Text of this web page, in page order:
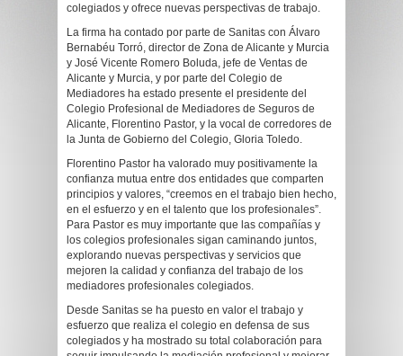
colegiados y ofrece nuevas perspectivas de trabajo.
La firma ha contado por parte de Sanitas con Álvaro
Bernabéu Torró, director de Zona de Alicante y Murcia
y José Vicente Romero Boluda, jefe de Ventas de
Alicante y Murcia, y por parte del Colegio de
Mediadores ha estado presente el presidente del
Colegio Profesional de Mediadores de Seguros de
Alicante, Florentino Pastor, y la vocal de corredores de
la Junta de Gobierno del Colegio, Gloria Toledo.
Florentino Pastor ha valorado muy positivamente la
confianza mutua entre dos entidades que comparten
principios y valores, “creemos en el trabajo bien hecho,
en el esfuerzo y en el talento que los profesionales”.
Para Pastor es muy importante que las compañías y
los colegios profesionales sigan caminando juntos,
explorando nuevas perspectivas y servicios que
mejoren la calidad y confianza del trabajo de los
mediadores profesionales colegiados.
Desde Sanitas se ha puesto en valor el trabajo y
esfuerzo que realiza el colegio en defensa de sus
colegiados y ha mostrado su total colaboración para